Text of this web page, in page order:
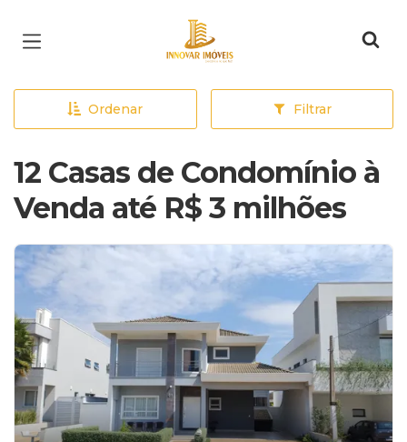
Página inicial
Ordenar Filtrar
12 Casas de Condomínio à
Venda até R$ 3 milhões